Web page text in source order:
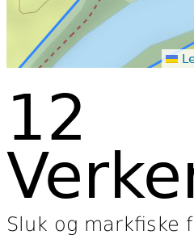
12
Sluk og markfiske